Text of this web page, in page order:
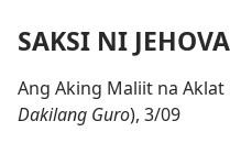
SAKSI NI JEHOVA
Ang Aking Maliit na Aklat
Dakilang Guro), 3/09